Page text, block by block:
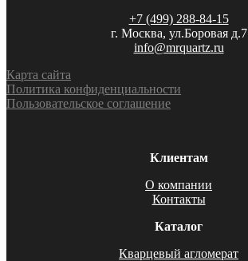
+7 (499) 288-84-15
г. Москва, ул.Боровая д.7
info@mrquartz.ru
Карта сайта
Политика конфиденциальности
Пользовательское соглашение
Клиентам
О компании
Контакты
Каталог
Кварцевый агломерат